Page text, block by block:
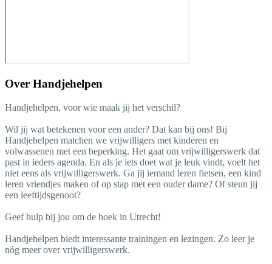
Over Handjehelpen
Handjehelpen, voor wie maak jij het verschil?
Wil jij wat betekenen voor een ander? Dat kan bij ons! Bij
Handjehelpen matchen we vrijwilligers met kinderen en
volwassenen met een beperking. Het gaat om vrijwilligerswerk dat
past in ieders agenda. En als je iets doet wat je leuk vindt, voelt het
niet eens als vrijwilligerswerk. Ga jij iemand leren fietsen, een kind
leren vriendjes maken of op stap met een ouder dame? Of steun jij
een leeftijdsgenoot?
Geef hulp bij jou om de hoek in Utrecht!
Handjehelpen biedt interessante trainingen en lezingen. Zo leer je
nóg meer over vrijwilligerswerk.